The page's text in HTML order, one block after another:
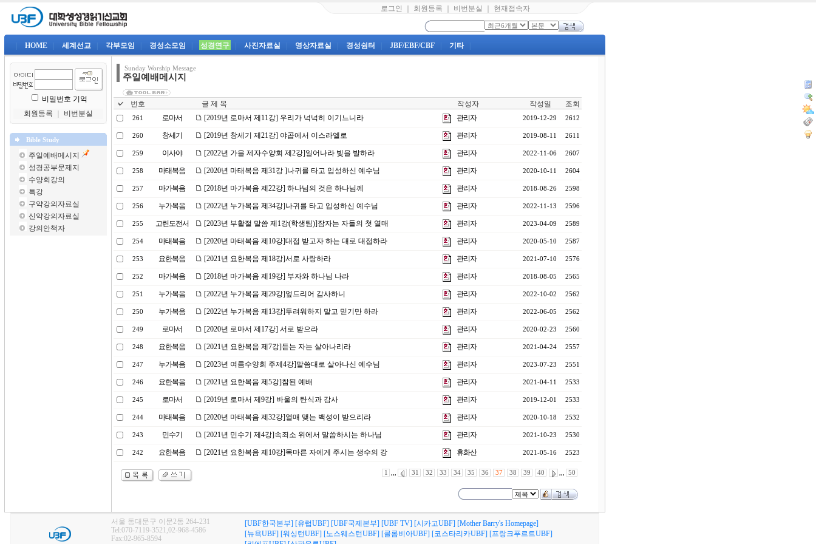
로그인 회원등록 비번분실 현재접속자
HOME 세계선교 각부모임 경성소모임 성경연구 사진자료실 영상자료실 경성쉼터 JBF/EBF/CBF 기타
비밀번호 기억
회원등록
비번분실
Bible Study
주일예배메시지
성경공부문제지
수양회강의
특강
구약강의자료실
신약강의자료실
강의안책자
Sunday Worship Message
주일예배메시지
번호 글 제 목 작성자 작성일 조회
261 로마서 [2019년 로마서 제11강] 우리가 넉넉히 이기느니라 관리자 2019-12-29 2612
260 창세기 [2019년 창세기 제21강] 야곱에서 이스라엘로 관리자 2019-08-11 2611
259 이사야 [2022년 가을 제자수양회 제2강]일어나라 빛을 발하라 관리자 2022-11-06 2607
258 마태복음 [2020년 마태복음 제31강 ]나귀를 타고 입성하신 예수님 관리자 2020-10-11 2604
257 마가복음 [2018년 마가복음 제22강] 하나님의 것은 하나님께 관리자 2018-08-26 2598
256 누가복음 [2022년 누가복음 제34강]나귀를 타고 입성하신 예수님 관리자 2022-11-13 2596
255 고린도전서 [2023년 부활절 말씀 제1강(학생팀)]잠자는 자들의 첫 열매 관리자 2023-04-09 2589
254 마태복음 [2020년 마태복음 제10강]대접 받고자 하는 대로 대접하라 관리자 2020-05-10 2587
253 요한복음 [2021년 요한복음 제18강]서로 사랑하라 관리자 2021-07-10 2576
252 마가복음 [2018년 마가복음 제19강] 부자와 하나님 나라 관리자 2018-08-05 2565
251 누가복음 [2022년 누가복음 제29강]엎드리어 감사하니 관리자 2022-10-02 2562
250 누가복음 [2022년 누가복음 제13강]두려워하지 말고 믿기만 하라 관리자 2022-06-05 2562
249 로마서 [2020년 로마서 제17강] 서로 받으라 관리자 2020-02-23 2560
248 요한복음 [2021년 요한복음 제7강]듣는 자는 살아나리라 관리자 2021-04-24 2557
247 누가복음 [2023년 여름수양회 주제4강]말씀대로 살아나신 예수님 관리자 2023-07-23 2551
246 요한복음 [2021년 요한복음 제5강]참된 예배 관리자 2021-04-11 2533
245 로마서 [2019년 로마서 제9강] 바울의 탄식과 감사 관리자 2019-12-01 2533
244 마태복음 [2020년 마태복음 제32강]열매 맺는 백성이 받으리라 관리자 2020-10-18 2532
243 민수기 [2021년 민수기 제4강]속죄소 위에서 말씀하시는 하나님 관리자 2021-10-23 2530
242 요한복음 [2021년 요한복음 제10강]목마른 자에게 주시는 생수의 강 휴화산 2021-05-16 2523
1 ,,, 31 32 33 34 35 36 37 38 39 40 ,,, 50
서울 동대문구 이문2동 264-231
Tel:070-7119-3521,02-968-4586
Fax:02-965-8594
[UBF한국본부] [유럽UBF] [UBF국제본부] [UBF TV] [시카고UBF] [Mother Barry's Homepage]
[뉴욕UBF] [워싱턴UBF] [노스웨스턴UBF] [콜롬비아UBF] [코스타리카UBF] [프랑크푸르트UBF]